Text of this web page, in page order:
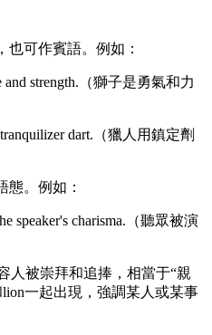
也可作賓語。例如：
and strength.（獅子是勇氣和力
dart.（獵人用鎮定劑
態。例如：
speaker's charisma.（聽眾被演
人被崇拜和追捧，相當于“親
一起出現，強調某人或某事